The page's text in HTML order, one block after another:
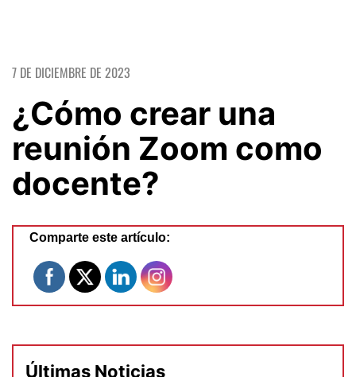
7 DE DICIEMBRE DE 2023
¿Cómo crear una
reunión Zoom como
docente?
Comparte este artículo:
Últimas Noticias